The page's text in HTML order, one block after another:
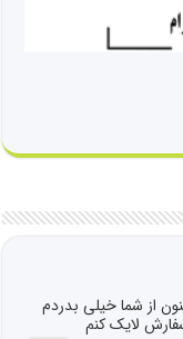
از شما خیلی بدردم
لایک کنم